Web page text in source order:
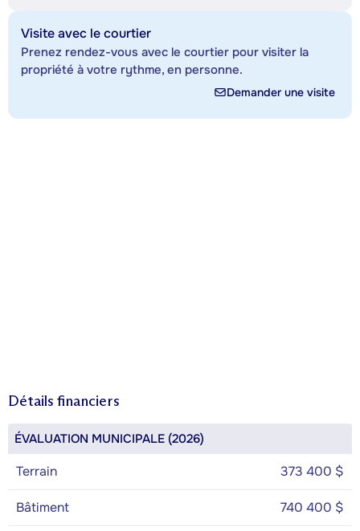
Visite avec le courtier
Prenez rendez-vous avec le courtier pour visiter la
propriété à votre rythme, en personne.
Demander une visite
Détails financiers
ÉVALUATION MUNICIPALE (2026)
Terrain 373 400 $
Bâtiment 740 400 $